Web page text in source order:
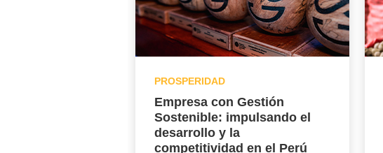
PROSPERIDAD
Empresa con Gestión
Sostenible: impulsando el
desarrollo y la
competitividad en el Perú